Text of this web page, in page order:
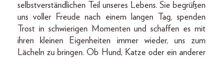
selbstverständlichen Teil unseres Lebens. Sie begrüßen
uns voller Freude nach einem langen Tag, spenden
Trost in schwierigen Momenten und schaffen es mit
ihren kleinen Eigenheiten immer wieder, uns zum
Lächeln zu bringen. Ob Hund, Katze oder ein anderer